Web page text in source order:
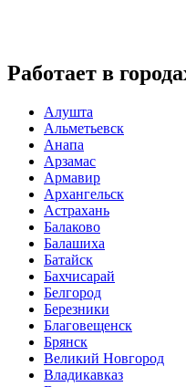
Работает в
Алушта
Альметьевск
Анапа
Арзамас
Армавир
Архангельск
Астрахань
Балаково
Балашиха
Батайск
Бахчисарай
Белгород
Березники
Благовещенск
Брянск
Великий Новгород
Владикавказ